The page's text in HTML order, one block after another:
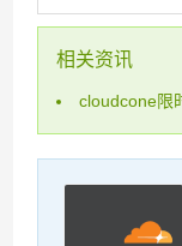
相关资讯
cloudcone限